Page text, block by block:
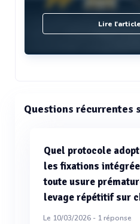
Lire
Questions récurrentes
Quel protocole
les fixations
toute usure
levage répétitif sur
Le 10/03/2026 - 1réponse